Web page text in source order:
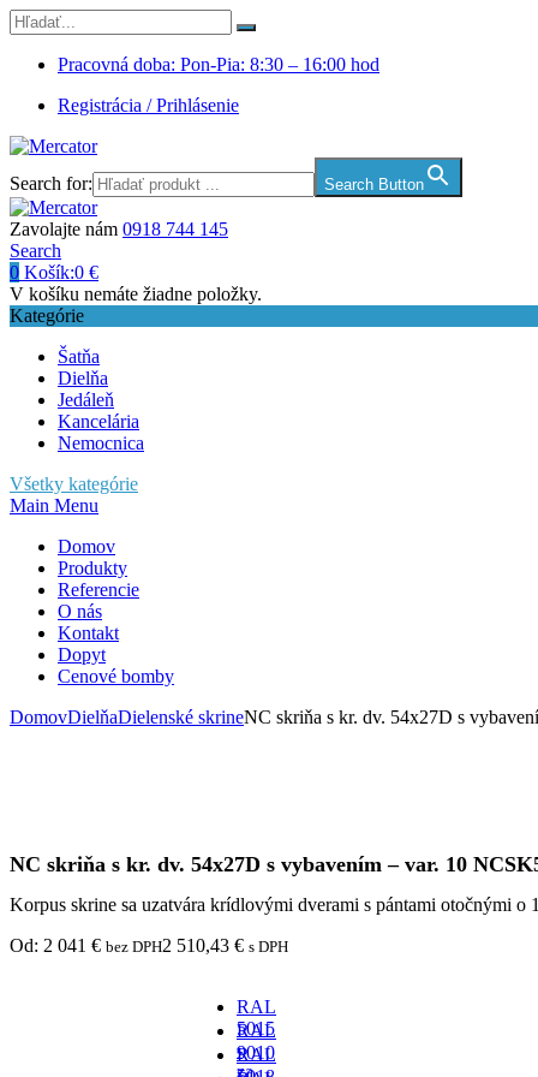
Pracovná doba: Pon-Pia: 8:30 – 16:00 hod
Registrácia / Prihlásenie
Search for: Search Button
Zavolajte nám 0918 744 145
Search
0 Košík:0 €
V košíku nemáte žiadne položky.
Kategórie
Šatňa
Dielňa
Jedáleň
Kancelária
Nemocnica
Všetky kategórie
Main Menu
Domov
Produkty
Referencie
O nás
Kontakt
Dopyt
Cenové bomby
DomovDielňaDielenské skrineNC skriňa s kr. dv. 54x27D s
NC skriňa s kr. dv. 54x27D s vybavením – var. 10
Korpus skrine sa uzatvára krídlovými dverami s pántami otočnými
Od: 2 041 € bez DPH2 510,43 € s DPH
RAL
5015
-
za
RAL
9010
RAL